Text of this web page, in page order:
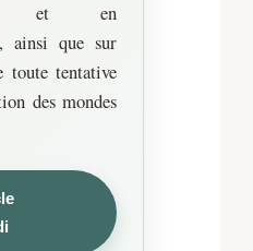
et en
ainsi que sur
toute tentative
des mondes